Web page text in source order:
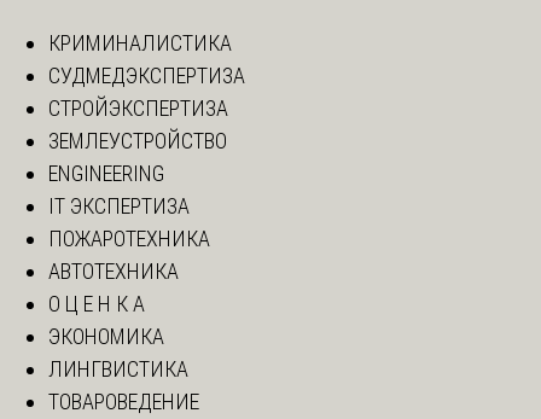
КРИМИНАЛИСТИКА
СУДМЕДЭКСПЕРТИЗА
СТРОЙЭКСПЕРТИЗА
ЗЕМЛЕУСТРОЙСТВО
ENGINEERING
IT ЭКСПЕРТИЗА
ПОЖАРОТЕХНИКА
АВТОТЕХНИКА
О Ц Е Н К А
ЭКОНОМИКА
ЛИНГВИСТИКА
ТОВАРОВЕДЕНИЕ